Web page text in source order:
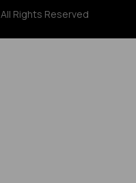
All Rights Reserved